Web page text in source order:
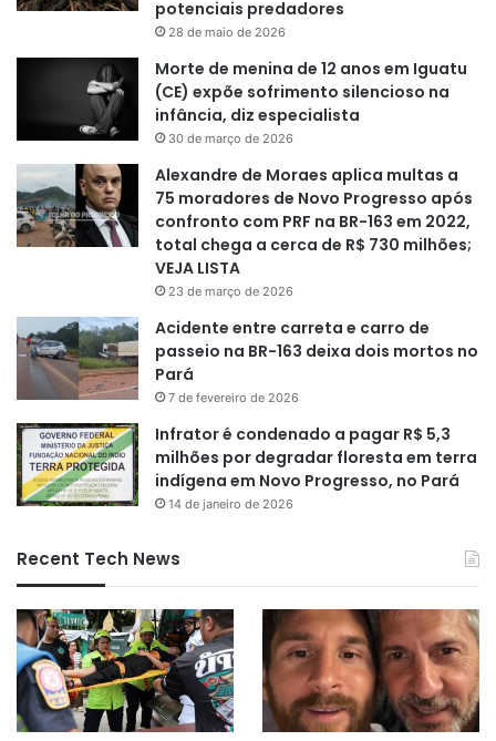
potenciais predadores
28 de maio de 2026
Morte de menina de 12 anos em Iguatu
(CE) expõe sofrimento silencioso na
infância, diz especialista
30 de março de 2026
Alexandre de Moraes aplica multas a
75 moradores de Novo Progresso após
confronto com PRF na BR-163 em 2022,
total chega a cerca de R$ 730 milhões;
VEJA LISTA
23 de março de 2026
Acidente entre carreta e carro de
passeio na BR-163 deixa dois mortos no
Pará
7 de fevereiro de 2026
Infrator é condenado a pagar R$ 5,3
milhões por degradar floresta em terra
indígena em Novo Progresso, no Pará
14 de janeiro de 2026
Recent Tech News